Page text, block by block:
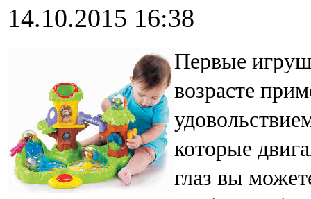
14.10.2015 16:38
Первые
возрасте
которые
глаз вы